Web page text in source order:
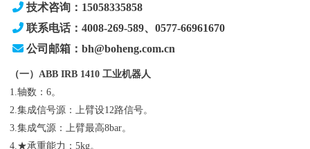
技术咨询：15058335858
联系电话：4008-269-589、0577-66961670
公司邮箱：bh@boheng.com.cn
（一）ABB IRB 1410 工业机器人
1.轴数：6。
2.集成信号源：上臂设12路信号。
3.集成气源：上臂最高8bar。
4.★承重能力：5kg。